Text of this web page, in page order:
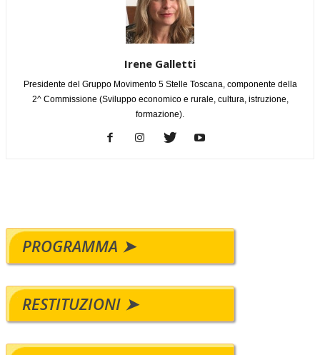
Irene Galletti
Presidente del Gruppo Movimento 5 Stelle Toscana, componente della
2^ Commissione (Sviluppo economico e rurale, cultura, istruzione,
formazione).
PROGRAMMA ➤
RESTITUZIONI ➤